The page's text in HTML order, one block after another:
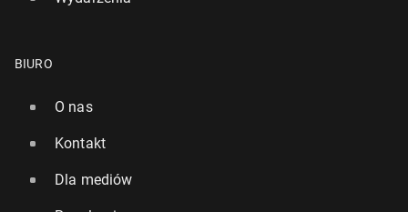
BIURO
O nas
Kontakt
Dla mediów